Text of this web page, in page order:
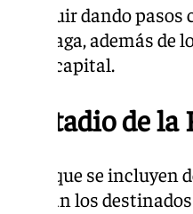
seguir dando
Málaga, además de
de la capital.
Estadio de la
que se incluyen
los